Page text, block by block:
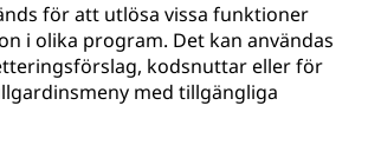
för att utlösa vissa funktioner
i olika program. Det kan användas
kodsnuttar eller för
med tillgängliga